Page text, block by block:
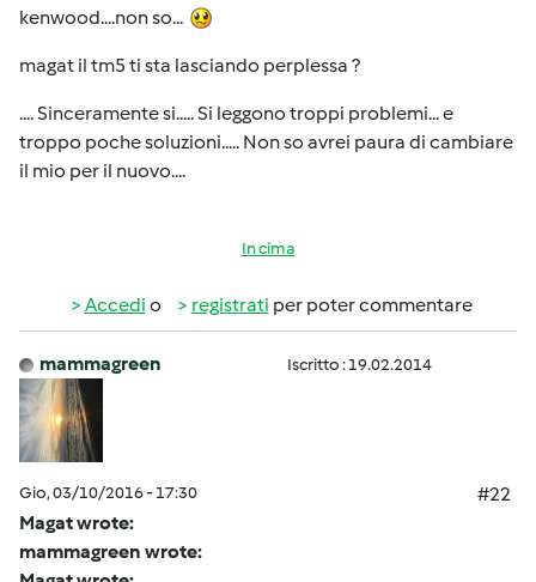
kenwood....non so...
magat il tm5 ti sta lasciando perplessa ?
.... Sinceramente si..... Si leggono troppi problemi... e
troppo poche soluzioni..... Non so avrei paura di cambiare
il mio per il nuovo....
In cima
Accedi o registrati per poter commentare
mammagreen Iscritto : 19.02.2014
Gio, 03/10/2016 - 17:30
#22
Magat wrote:
mammagreen wrote: